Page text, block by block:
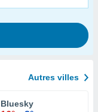
Autres villes
Bluesky